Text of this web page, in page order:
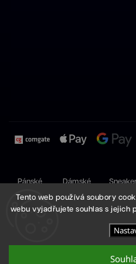
Tento web používá soubory
webu vyjadřujete souhlas s jejich
Pánské
Nike
Dámské
Nike
Shoptet|